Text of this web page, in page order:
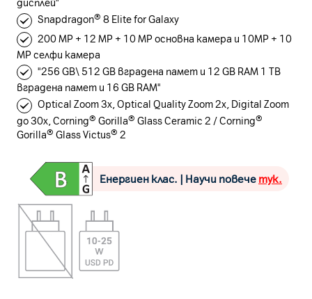
Snapdragon® 8 Elite for Galaxy
200 MP + 12 MP + 10 MP основна камера и 10MP + 10
MP селфи камера
"256 GB\ 512 GB вградена памет и 12 GB RAM 1 TB
вградена памет и 16 GB RAM"
Optical Zoom 3x, Optical Quality Zoom 2x, Digital Zoom
до 30x, Corning® Gorilla® Glass Ceramic 2 / Corning®
Gorilla® Glass Victus® 2
Енергиен клас. | Научи повече тук.